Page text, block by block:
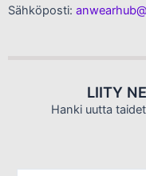
Sähköposti:
LIITY
Hanki uutta